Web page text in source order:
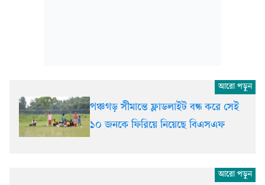
পঞ্চগড় সীমান্তে ফ্লাডলাইট বন্ধ করে সেই
১০ জনকে ফিরিয়ে নিয়েছে বিএসএফ